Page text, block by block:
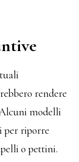
rendere
modelli
per riporre
o pettini.